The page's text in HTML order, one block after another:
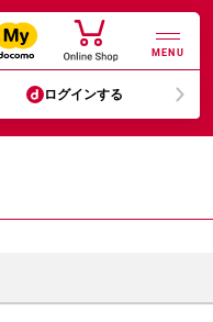
MENU
ログインする